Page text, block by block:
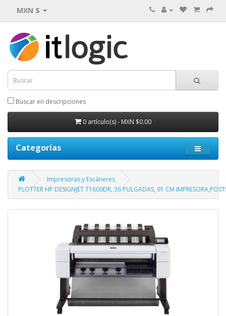
MXN $
Buscar en descripciones
0 artículo(s) - MXN $0.00
Categorías
Impresoras y Escáneres
PLOTTER HP DESIGNJET T1600DR, 36 PULGADAS, 91 CM